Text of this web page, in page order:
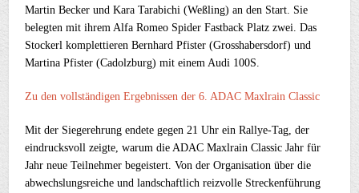
Martin Becker und Kara Tarabichi (Weßling) an den Start. Sie
belegten mit ihrem Alfa Romeo Spider Fastback Platz zwei. Das
Stockerl komplettieren Bernhard Pfister (Grosshabersdorf) und
Martina Pfister (Cadolzburg) mit einem Audi 100S.
Zu den vollständigen Ergebnissen der 6. ADAC Maxlrain Classic
Mit der Siegerehrung endete gegen 21 Uhr ein Rallye-Tag, der
eindrucksvoll zeigte, warum die ADAC Maxlrain Classic Jahr für
Jahr neue Teilnehmer begeistert. Von der Organisation über die
abwechslungsreiche und landschaftlich reizvolle Streckenführung